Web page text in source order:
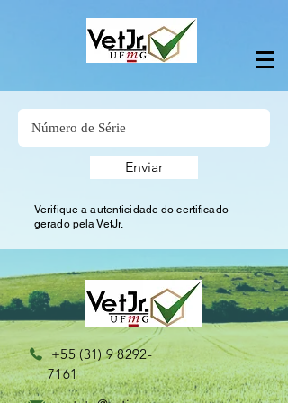
Enviar
Verifique a autenticidade do certificado
gerado pela VetJr.
+55 (31) 9 8292-
7161